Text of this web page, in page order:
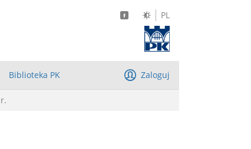
PL
Biblioteka PK Zaloguj